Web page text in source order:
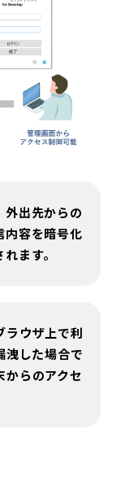
外出先からの
内容を暗号化
ます。
ラウザ上で利
洩した場合で
からのアクセ